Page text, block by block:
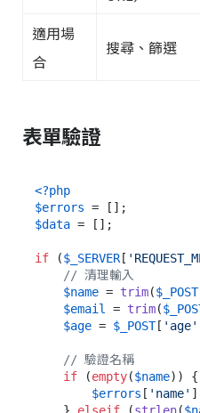
適用場
合
搜尋、篩選
表單驗證
<?php
$errors
$data = [];
if ($_SERVER[
// 清理輸入
$name = trim($_POST
$email
= trim(
$age = $_POST[ 'age'
// 驗證名稱
if (empty($name)) {
$errors [ 'name' ]
    }
elseif (strlen(